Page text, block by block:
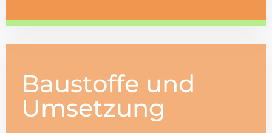
Baustoffe und
Umsetzung